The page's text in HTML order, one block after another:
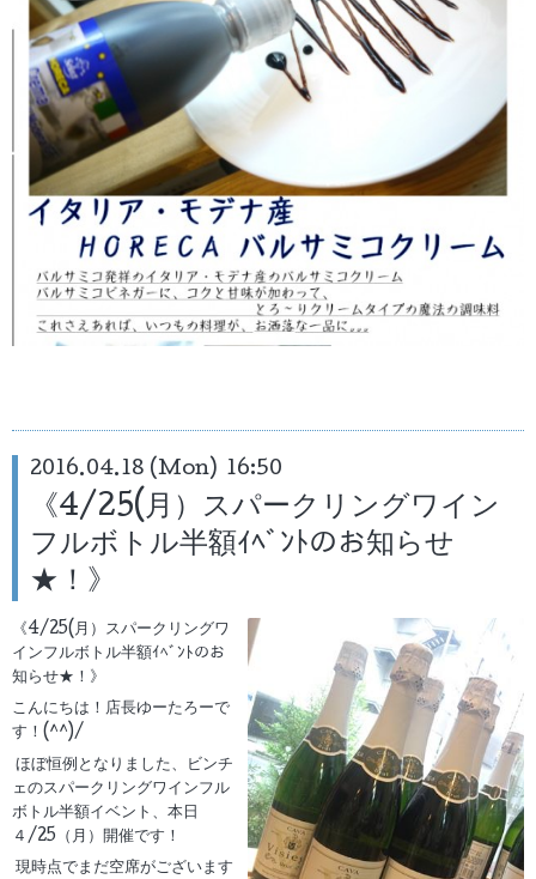
2016.04.18 (Mon) 16:50
《4/25(月）スパークリングワイン
フルボトル半額ｲﾍﾞﾝﾄのお知らせ
★！》
《4/25(月）スパークリングワ
インフルボトル半額ｲﾍﾞﾝﾄのお
知らせ★！》
こんにちは！店長ゆーたろーで
す！(^^)/
ほぼ恒例となりました、ビンチ
ェのスパークリングワインフル
ボトル半額イベント、本日
４/25（月）開催です！
現時点でまだ空席がございます